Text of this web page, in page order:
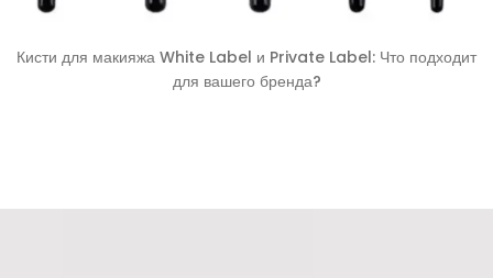
Кисти для макияжа White Label и Private Label: Что подходит
для вашего бренда?